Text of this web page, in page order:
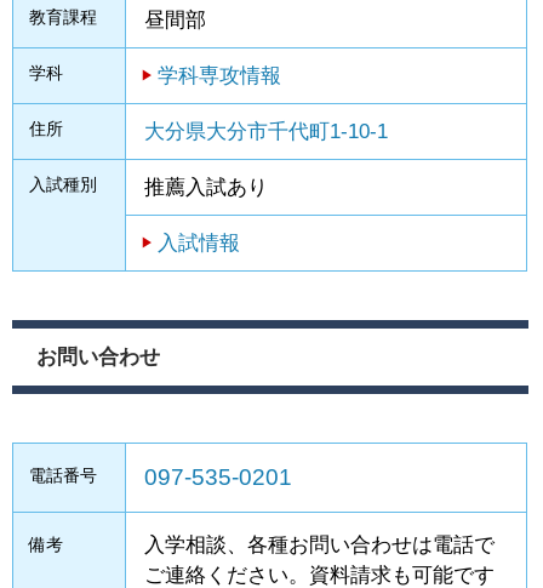
教育課程 昼間部
学科 学科専攻情報
住所 大分県大分市千代町1-10-1
入試種別 推薦入試あり
入試情報
お問い合わせ
電話番号 097-535-0201
備考
入学相談、各種お問い合わせは電話で
ご連絡ください。資料請求も可能です